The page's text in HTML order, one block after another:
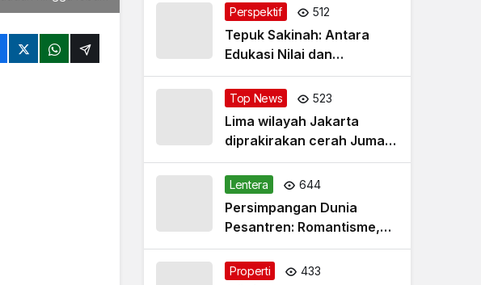
Perspektif 512
Tepuk Sakinah: Antara
Edukasi Nilai dan
Simplifikasi Masalah
Top News 523
Lima wilayah Jakarta
diprakirakan cerah Jumat
pagi
Lentera 644
Persimpangan Dunia
Pesantren: Romantisme,
Realitas dan Harapan Baru
Properti 433